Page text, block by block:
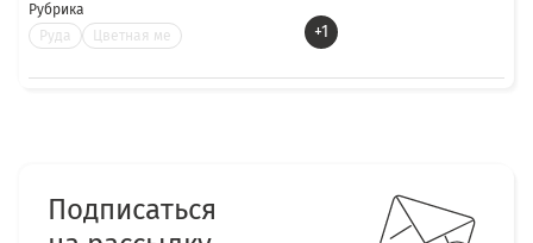
Рубрика
Руда
Цветная ме +1
Подписаться